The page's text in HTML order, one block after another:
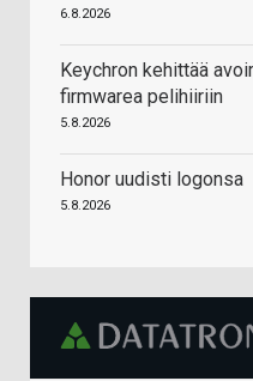
6.8.2026
Keychron kehittää
firmwarea pelihiiriin
5.8.2026
Honor uudisti logonsa
5.8.2026